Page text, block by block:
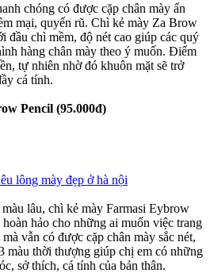
chóng có được cặp chân mày ấn
mại, quyến rũ. Chì kẻ mày Za Brow
đầu chì mềm, độ nét cao giúp các quý
hàng chân mày theo ý muốn. Điểm
tự nhiên nhờ đó khuôn mặt sẽ trở
cá tính.
Pencil (95.000đ)
lông mày đẹp ở hà nội
lâu, chì kẻ mày Farmasi Eybrow
hảo cho những ai muốn việc trang
vẫn có được cặp chân mày sắc nét,
màu thời thượng giúp chị em có những
sở thích, cá tính của bản thân.